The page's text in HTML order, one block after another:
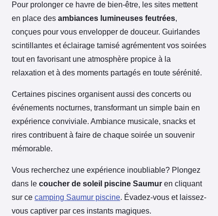
Pour prolonger ce havre de bien-être, les sites mettent
en place des ambiances lumineuses feutrées,
conçues pour vous envelopper de douceur. Guirlandes
scintillantes et éclairage tamisé agrémentent vos soirées
tout en favorisant une atmosphère propice à la
relaxation et à des moments partagés en toute sérénité.
Certaines piscines organisent aussi des concerts ou
événements nocturnes, transformant un simple bain en
expérience conviviale. Ambiance musicale, snacks et
rires contribuent à faire de chaque soirée un souvenir
mémorable.
Vous recherchez une expérience inoubliable? Plongez
dans le coucher de soleil piscine Saumur en cliquant
sur ce camping Saumur piscine. Évadez-vous et laissez-
vous captiver par ces instants magiques.